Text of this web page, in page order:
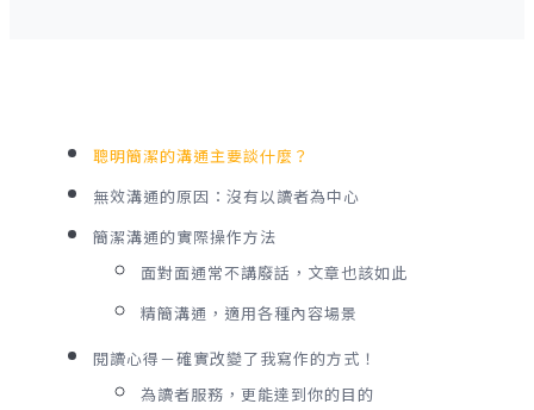
聰明簡潔的溝通主要談什麼？
無效溝通的原因：沒有以讀者為中心
簡潔溝通的實際操作方法
面對面通常不講廢話，文章也該如此
精簡溝通，適用各種內容場景
閱讀心得－確實改變了我寫作的方式！
為讀者服務，更能達到你的目的